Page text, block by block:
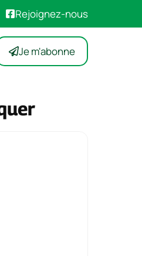
Rejoignez-nous
Je m'abonne